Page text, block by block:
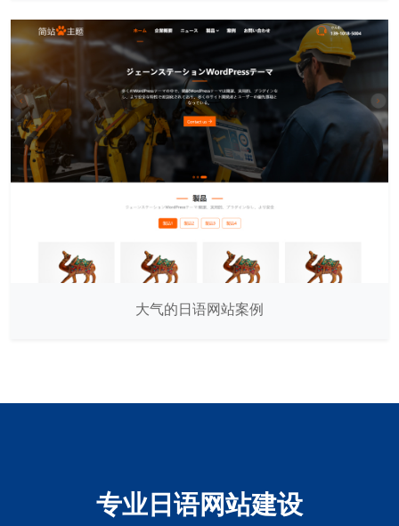
大气的日语网站案例
专业日语网站建设